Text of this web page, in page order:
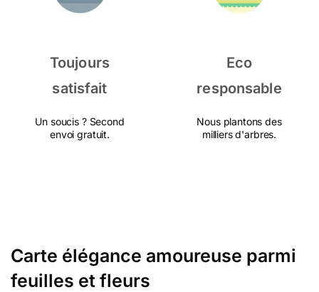
Toujours
satisfait
Un soucis ? Second
envoi gratuit.
Eco
responsable
Nous plantons des
milliers d'arbres.
Carte élégance amoureuse parmi
feuilles et fleurs